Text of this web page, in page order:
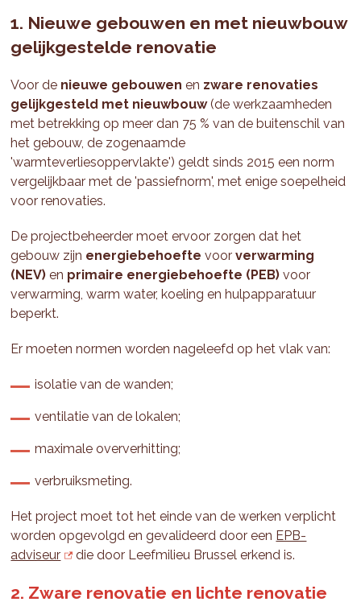
1. Nieuwe gebouwen en met nieuwbouw
gelijkgestelde renovatie
Voor de nieuwe gebouwenen zware renovaties
gelijkgesteld met nieuwbouw(de werkzaamheden
met betrekking op meer dan 75 % van de buitenschil van
het gebouw, de zogenaamde
'warmteverliesoppervlakte') geldt sinds 2015 een norm
vergelijkbaar met de 'passiefnorm', met enige soepelheid
voor renovaties.
De projectbeheerder moet ervoor zorgen dat het
gebouw zijn energiebehoefte voorverwarming
(NEV) en primaire energiebehoefte (PEB) voor
verwarming, warm water, koeling en hulpapparatuur
beperkt.
Er moeten normen worden nageleefd op het vlak van:
isolatie van de wanden;
ventilatie van de lokalen;
maximale oververhitting;
verbruiksmeting.
Het project moet tot het einde van de werken verplicht
worden opgevolgd en gevalideerd door een EPB-
adviseur
die door Leefmilieu Brussel erkend is.
2. Zware renovatie en lichte renovatie